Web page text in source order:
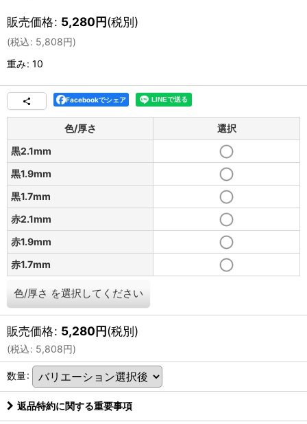
販売価格: 5,280円(税別)
(税込: 5,808円)
重み: 10
Facebookでシェア
色/厚さ
選択
黒2.1mm
黒1.9mm
黒1.7mm
赤2.1mm
赤1.9mm
赤1.7mm
色/厚さ を選択してください
販売価格: 5,280円(税別)
(税込: 5,808円)
数量:
返品特約に関する重要事項